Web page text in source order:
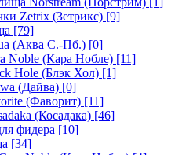
Zetrix (Зетрикс) [9]
[79]
(Аква С.-Пб.) [0]
Noble (Кара Нобле) [11]
Hole (Блэк Хол) [1]
(Дайва) [0]
(Фаворит) [11]
(Косадака) [46]
фидера [10]
[34]